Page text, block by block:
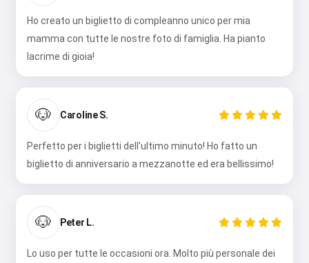
Ho creato un biglietto di compleanno unico per mia
mamma con tutte le nostre foto di famiglia. Ha pianto
lacrime di gioia!
🐶 Caroline S.
Perfetto per i biglietti dell'ultimo minuto! Ho fatto un
biglietto di anniversario a mezzanotte ed era bellissimo!
🐶 Peter L.
Lo uso per tutte le occasioni ora. Molto più personale dei